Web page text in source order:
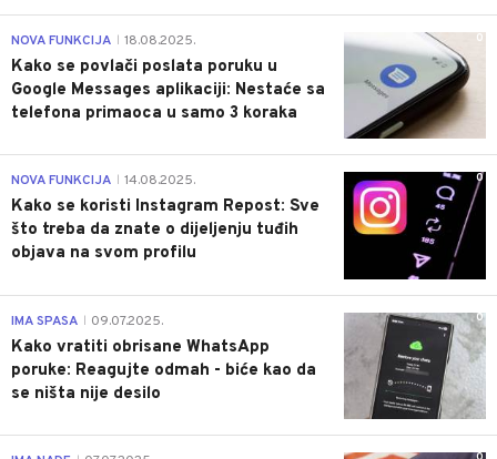
0
NOVA FUNKCIJA 18.08.2025.
Kako se povlači poslata poruku u
Google Messages aplikaciji: Nestaće sa
telefona primaoca u samo 3 koraka
0
NOVA FUNKCIJA 14.08.2025.
Kako se koristi Instagram Repost: Sve
što treba da znate o dijeljenju tuđih
objava na svom profilu
0
IMA SPASA 09.07.2025.
Kako vratiti obrisane WhatsApp
poruke: Reagujte odmah - biće kao da
se ništa nije desilo